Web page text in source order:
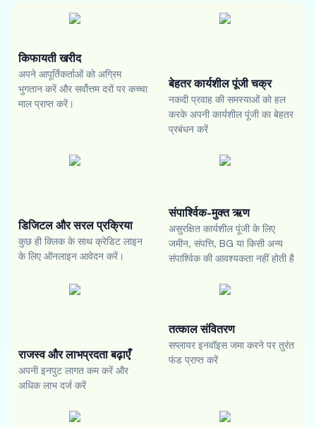
किफायती खरीद
अपने आपूर्तिकर्ताओं को अग्रिम
भुगतान करें और सर्वोत्तम दरों पर कच्चा
माल प्राप्त करें।
बेहतर कार्यशील पूंजी चक्र
नकदी प्रवाह की समस्याओं को हल
करके अपनी कार्यशील पूंजी का बेहतर
प्रबंधन करें
डिजिटल और सरल प्रक्रिया
कुछ ही क्लिक के साथ क्रेडिट लाइन
के लिए ऑनलाइन आवेदन करें।
संपार्श्विक-मुक्त ऋण
असुरक्षित कार्यशील पूंजी के लिए
जमीन, संपत्ति, BG या किसी अन्य
संपार्श्विक की आवश्यकता नहीं होती है
राजस्व और लाभप्रदता बढ़ाएँ
अपनी इनपुट लागत कम करें और
अधिक लाभ दर्ज करें
तत्काल संवितरण
सप्लायर इनवॉइस जमा करने पर तुरंत
फंड प्राप्त करें